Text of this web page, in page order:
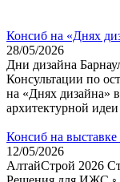
Консиб на «Днях
28/05/2026
Дни дизайна
Консультации по
на «Днях дизайна»
архитектурной
Консиб на
12/05/2026
АлтайСтрой 2026